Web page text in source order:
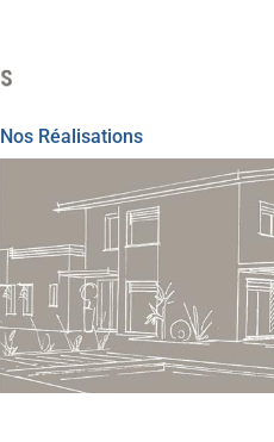
Nos Réalisations